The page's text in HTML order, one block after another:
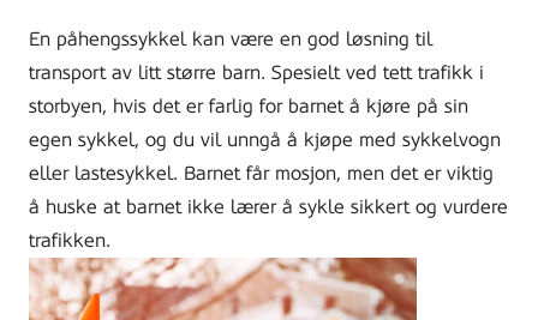
En påhengssykkel kan være en god løsning til
transport av litt større barn. Spesielt ved tett trafikk i
storbyen, hvis det er farlig for barnet å kjøre på sin
egen sykkel, og du vil unngå å kjøpe med sykkelvogn
eller lastesykkel. Barnet får mosjon, men det er viktig
å huske at barnet ikke lærer å sykle sikkert og vurdere
trafikken.